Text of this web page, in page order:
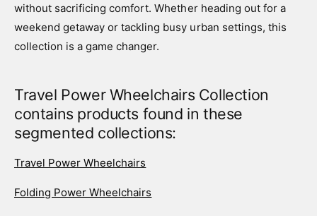
without sacrificing comfort. Whether heading out for a
weekend getaway or tackling busy urban settings, this
collection is a game changer.
Travel Power Wheelchairs Collection
contains products found in these
segmented collections:
Travel Power Wheelchairs
Folding Power Wheelchairs